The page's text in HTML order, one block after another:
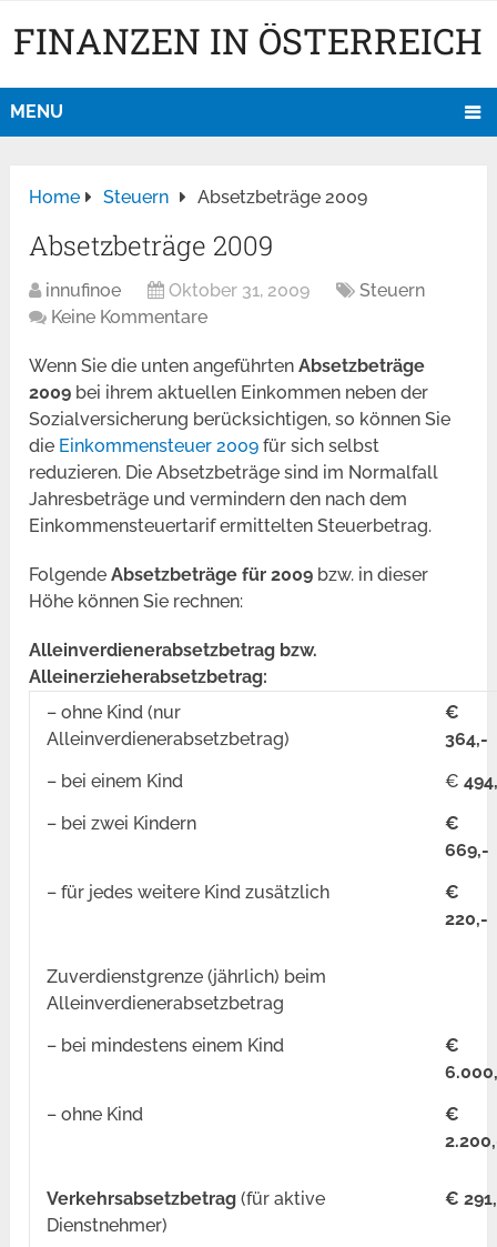
FINANZEN IN ÖSTERREICH
MENU
Home Steuern Absetzbeträge 2009
Absetzbeträge 2009
innufinoe Oktober 31, 2009
Steuern
Keine Kommentare
Wenn Sie die unten angeführtenAbsetzbeträge
2009 bei ihrem aktuellen Einkommen neben der
Sozialversicherung berücksichtigen, so können Sie
die Einkommensteuer 2009 für sich selbst
reduzieren. Die Absetzbeträge sind im Normalfall
Jahresbeträge und vermindern den nach dem
Einkommensteuertarif ermittelten Steuerbetrag.
FolgendeAbsetzbeträge für 2009 bzw. in dieser
Höhe können Sie rechnen:
Alleinverdienerabsetzbetrag bzw.
Alleinerzieherabsetzbetrag:
–ohne Kind (nur
Alleinverdienerabsetzbetrag)
€
364,-
– bei einem Kind €
– bei zwei Kindern
€
669,-
– für jedes weitere Kind zusätzlich
€
220,-
Zuverdienstgrenze (jährlich) beim
Alleinverdienerabsetzbetrag
– bei mindestens einem Kind
€
– ohne Kind
€
Verkehrsabsetzbetrag(für aktive
Dienstnehmer)
€